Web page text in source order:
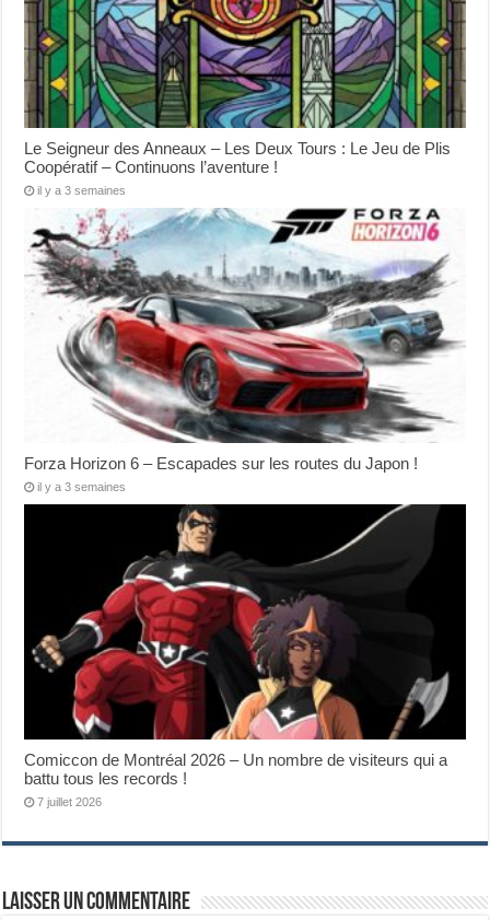
Le Seigneur des Anneaux – Les Deux Tours : Le Jeu de Plis
Coopératif – Continuons l’aventure !
il y a 3 semaines
Forza Horizon 6 – Escapades sur les routes du Japon !
il y a 3 semaines
Comiccon de Montréal 2026 – Un nombre de visiteurs qui a
battu tous les records !
7 juillet 2026
Laisser un commentaire